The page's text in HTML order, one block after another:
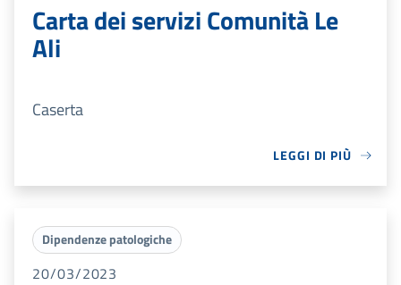
Carta dei servizi Comunità Le
Ali
Caserta
LEGGI DI PIÙ
Dipendenze patologiche
20/03/2023